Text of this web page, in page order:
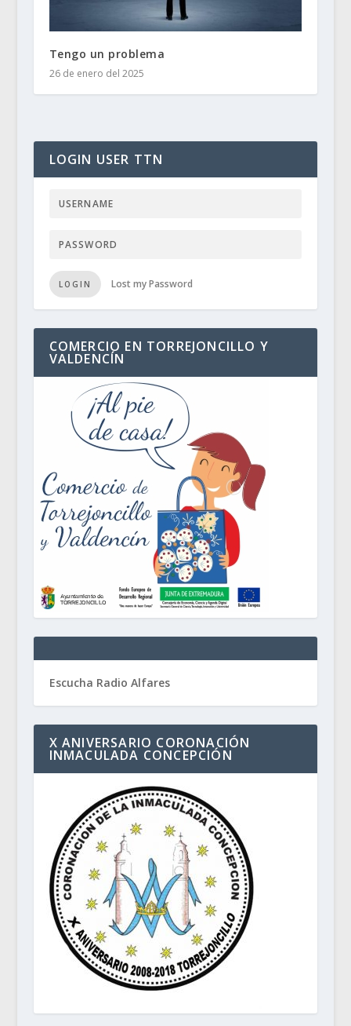
Tengo un problema
26 de enero del 2025
LOGIN USER TTN
LOGIN Lost my Password
COMERCIO EN TORREJONCILLO Y
VALDENCÍN
Escucha Radio Alfares
X ANIVERSARIO CORONACIÓN
INMACULADA CONCEPCIÓN